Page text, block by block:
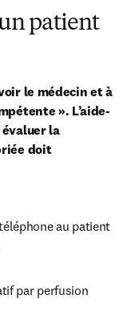
patient
le médecin et à
». L’aide-
la
doit
au patient
par perfusion